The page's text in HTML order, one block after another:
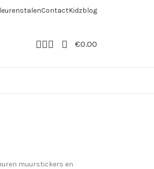
ContactKidzblog
€0.00
muurstickers en